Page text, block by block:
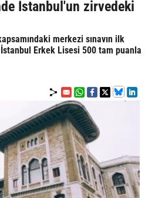
İstanbul'un zirvedeki
merkezi sınavın ilk
Erkek Lisesi 500 tam puanla